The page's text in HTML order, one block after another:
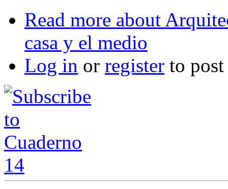
Read more about
casa y el medio
Log in or register to